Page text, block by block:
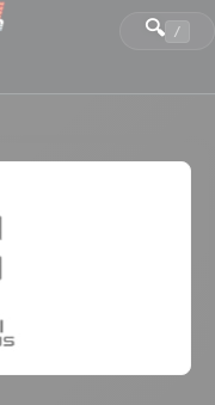
🔍 /